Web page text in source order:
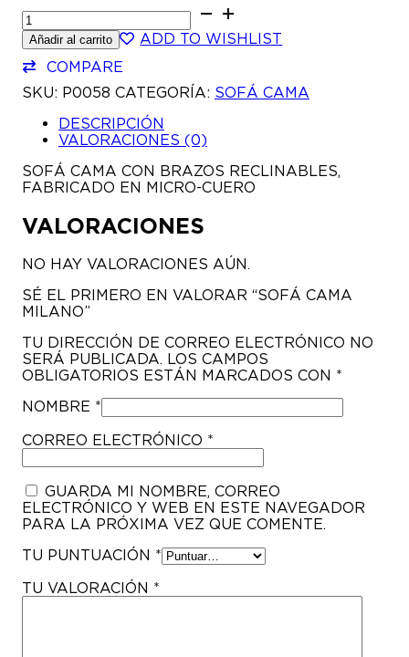
SOFÁ
CAMA
MILANO
CANTIDAD
Añadir al carrito
ADD TO WISHLIST
COMPARE
SKU: P0058 CATEGORÍA: SOFÁ CAMA
DESCRIPCIÓN
VALORACIONES (0)
SOFÁ CAMA CON BRAZOS RECLINABLES,
FABRICADO EN MICRO-CUERO
VALORACIONES
NO HAY VALORACIONES AÚN.
SÉ EL PRIMERO EN VALORAR “SOFÁ CAMA
MILANO”
TU DIRECCIÓN DE CORREO ELECTRÓNICO NO
SERÁ PUBLICADA. LOS CAMPOS
OBLIGATORIOS ESTÁN MARCADOS CON *
NOMBRE *
CORREO ELECTRÓNICO *
GUARDA MI NOMBRE, CORREO
ELECTRÓNICO Y WEB EN ESTE NAVEGADOR
PARA LA PRÓXIMA VEZ QUE COMENTE.
TU PUNTUACIÓN *
TU VALORACIÓN *